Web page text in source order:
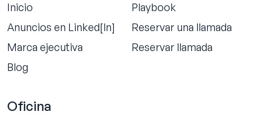
Inicio
Anuncios en Linked[ln]
Marca ejecutiva
Blog
Playbook
Reservar una llamada
Reservar llamada
Oficina